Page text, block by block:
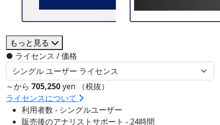
もっと見る
● ライセンス / 価格
～から 705,250yen （税抜）
ライセンスについて
利用者数 - シングルユーザー
販売後のアナリストサポート - 24時間